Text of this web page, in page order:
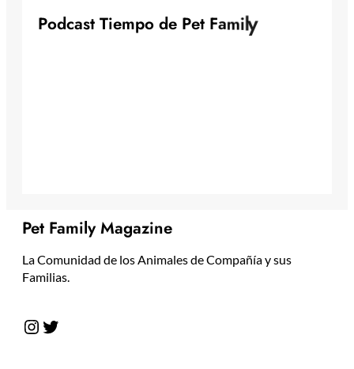
Podcast Tiempo de Pet Family
Pet Family Magazine
La Comunidad de los Animales de Compañía y sus
Familias.
Instagram Twitter